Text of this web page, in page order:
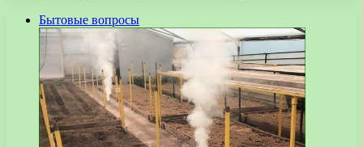
Бытовые вопросы